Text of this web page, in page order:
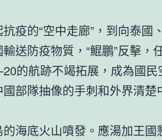
疫的“空中走廊”，到向泰國
送防疫物質，“鯤鵬”反擊，
的航跡不竭拓展，成為國民
部隊抽像的手刺和外界清楚
海底火山噴發。應湯加王國